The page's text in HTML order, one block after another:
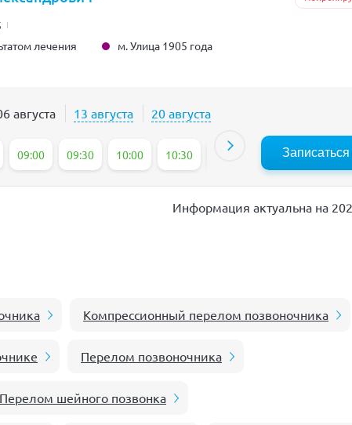
лечения м. Улица 1905 года
августа 13 августа 20 августа
09:00 09:30 10:00 10:30 11:00 11:30 12:00
Записаться
Информация актуальна на
Компрессионный перелом позвоночника
Перелом позвоночника
Перелом шейного позвонка